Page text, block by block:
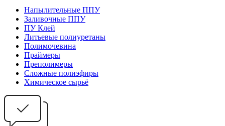
Напылительные ППУ
Заливочные ППУ
ПУ Клей
Литьевые полиуретаны
Полимочевина
Праймеры
Преполимеры
Сложные полиэфиры
Химическое сырьё